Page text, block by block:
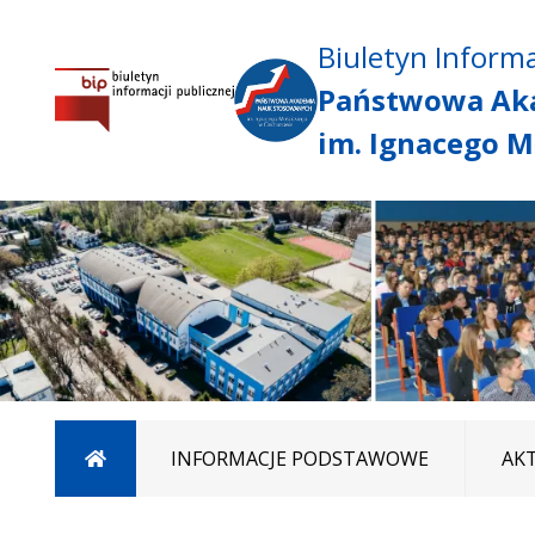
Biuletyn
Państwowa
im. Ignacego
Strona głównaINFORMACJE PODSTAWOWE